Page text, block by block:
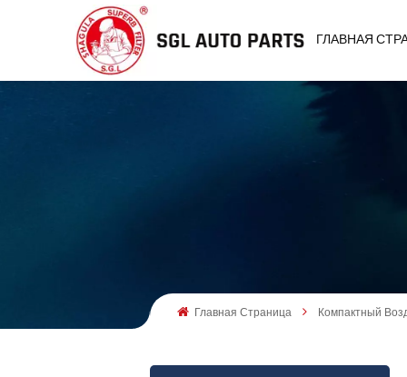
ГЛАВНАЯ
Главная Страница Компактный